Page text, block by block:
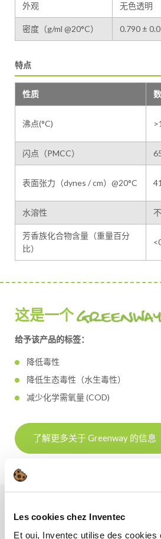
Les cookies chez Inventec
Et oui, Inventec utilise des cookies
外观 无色透明
密度（g/ml @20°C） 0.790 ±
特点
性质
沸点(°C)
闪点（PMCC）
表面张力（dynes / cm）@20°C 41
水溶性
芳香族化合物含量（重量百分
比）
这是一个
给予该产品的标签：
降低毒性
降低生态毒性（水生毒性）
减少化学需氧量 (COD)
了解更多关于 Greenway 的信息
好处